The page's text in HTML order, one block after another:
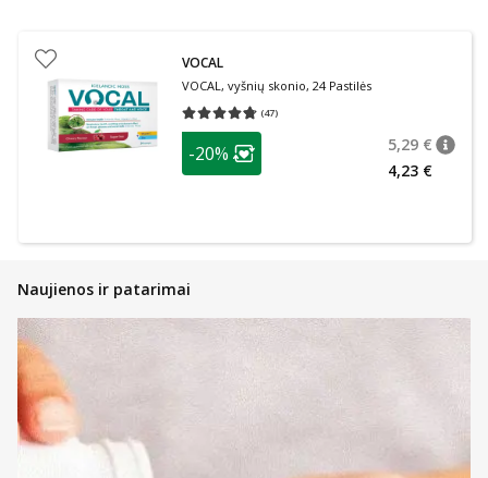
VOCAL
VOCAL, vyšnių skonio, 24 Pastilės
(47)
Vidutinis įvertinimas 4.72
patarimas
Lojalumo klubo narių nuolaida
-20% 5,29 €
4,23 €
Naujienos ir patarimai